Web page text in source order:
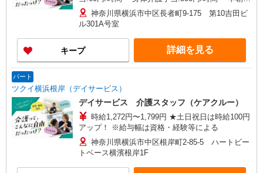
間深夜手当:300円/時間 （18:00〜翌07:59の時間
帯） ・ICT手当:2,000円/月 ・深夜割増は別途支給
・ケア→ケアの移動時間も賃金（時給）を支給 ※
給与幅は資格・経験等による
神奈川県横浜市中区長者町9-175 第10吉田ビ
ル301A号室
キープ 詳細を見る
パート
ツクイ横浜根岸（デイサービス）
デイサービス 介護スタッフ（ケアクルー）
時給1,272円〜1,799円 ★土日祝日は時給100円
アップ！ ※給与幅は資格・経験等による
神奈川県横浜市中区根岸町2-85-5 ハートビー
トベース横濱根岸1F